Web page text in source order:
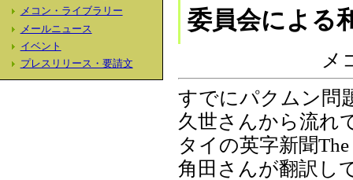
メコン・ライブラリー
メールニュース
イベント
プレスリリース・要請文
委員会による
メ
すでにパクムン問
久世さんから流れ
タイの英字新聞
角田さんが翻訳し